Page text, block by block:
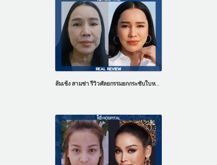
ส้มเช้ง สามช่า รีวิวศัลยกรรมยกกระชับใบหน้า ศัลยกรรมดึงหน้า